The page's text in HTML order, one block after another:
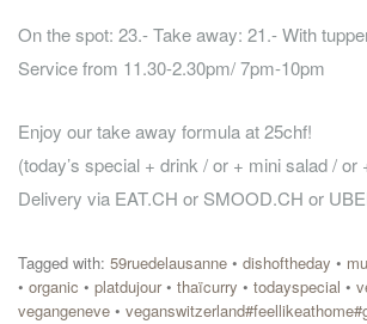
On the spot: 23.- Take away: 21.- With
Service from 11.30-2.30pm/ 7pm-10pm
Enjoy our take away formula at 25chf!
(today’s special + drink / or + mini salad / or
Delivery via EAT.CH or SMOOD.CH or
Tagged with: 59ruedelausanne • dishoftheday •
• organic • platdujour• thaïcurry • todayspecial •
vegangeneve •